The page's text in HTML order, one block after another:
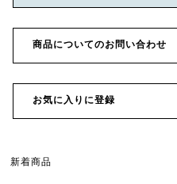
商品についてのお問い合わせ
お気に入りに登録
新着商品